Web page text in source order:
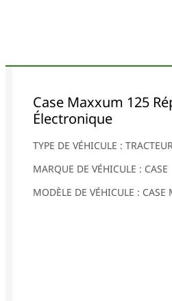
Case Maxxum 125
Électronique
TYPE DE VÉHICULE :
MARQUE DE VÉHICULE : CASE
MODÈLE DE VÉHICULE :